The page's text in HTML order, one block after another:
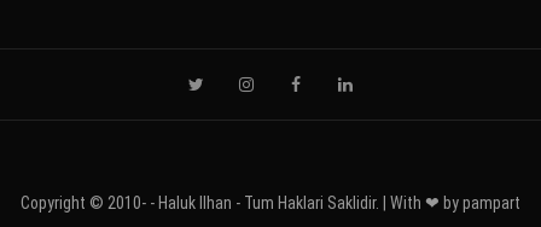
Copyright © 2010- - Haluk Ilhan - Tum Haklari Saklidir. | With ❤ bypampart